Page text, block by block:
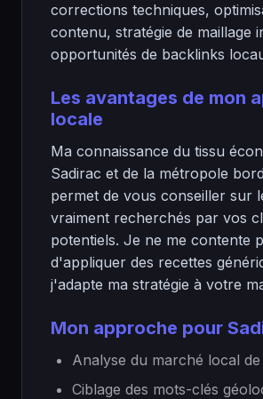
corrections techniques,
contenu, stratégie de maillage
opportunités de backlinks
Les avantages de mon
locale
Ma connaissance du tissu
Sadirac et de la métropole
permet de vous conseiller sur
vraiment recherchés par vos
potentiels. Je ne me contente
d'appliquer des recettes
j'adapte ma stratégie à votre
Mon approche pour
Analyse du marché local
Ciblage des mots-clés